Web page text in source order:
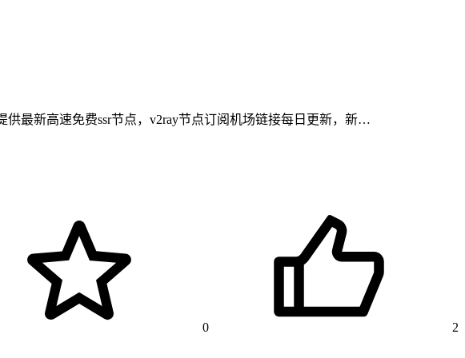
供最新高速免费ssr节点，v2ray节点订阅机场链接每日更新，新…
0 2